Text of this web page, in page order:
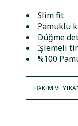
Slim fit
Pamuklu
Düğme
İşlemeli
%100
BAKIM VE